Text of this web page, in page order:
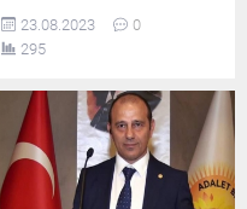
deprem üssünün yerini
değiştirerek herkesi şoke
23.08.2023
0
295